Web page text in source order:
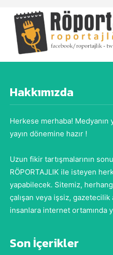
Hakkımızda
Herkese merhaba! Medyanın
yayın dönemine hazır !
Uzun fikir tartışmalarının
RÖPORTAJLIK ile isteyen
yapabilecek. Sitemiz,
çalışan veya işsiz, gazetecilik
insanlara internet ortamında
Son İçerikler